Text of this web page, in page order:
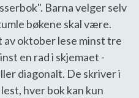
Barna velger selv
bøkene skal være.
av oktober lese minst tre
en rad i skjemaet -
diagonalt. De skriver i
hver bok kan kun